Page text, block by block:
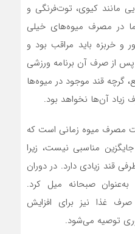
مانند کیوی، توت‌فرنگی و
در مصرف میوه‌های خیلی
و خربزه باید مراقب بود و
از صرف آن برنامه ورزشی
گرچه قند موجود در میوه‌ها
زیاد آن‌ها نخواهد بود.
مصرف میوه زمانی است که
مناسبی نیست، زیرا
قند زیادی دارد. در دوران
به‌عنوان صبحانه میل کرد.
صرف غذا نیز برای افزایش
توصیه می‌شود.